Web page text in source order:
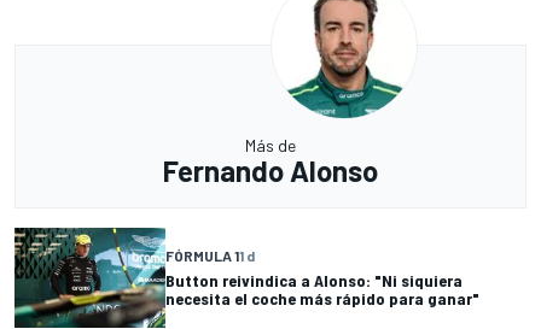
Más de
Fernando Alonso
FÓRMULA 11 d
Button reivindica a Alonso: "Ni siquiera
necesita el coche más rápido para ganar"